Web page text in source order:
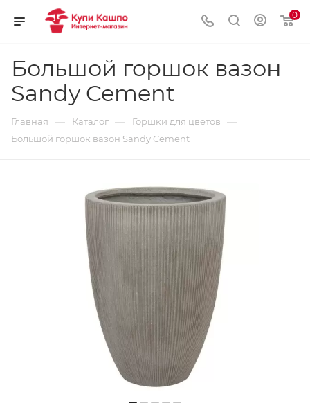
0
Большой горшок вазон
Sandy Cement
Главная — Каталог — Горшки для цветов —
Большой горшок вазон Sandy Cement